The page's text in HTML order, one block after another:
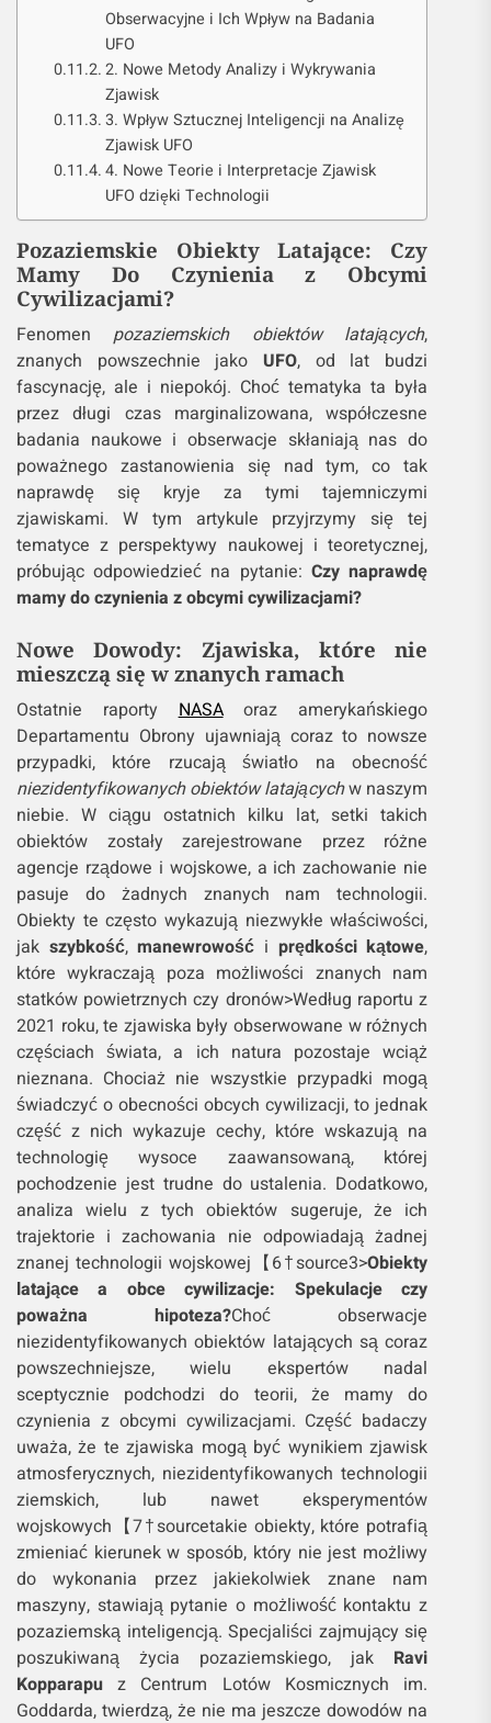
Obserwacyjne i Ich Wpływ na Badania
UFO
2. Nowe Metody Analizy i Wykrywania
Zjawisk
3. Wpływ Sztucznej Inteligencji na Analizę
Zjawisk UFO
4. Nowe Teorie i Interpretacje Zjawisk
UFO dzięki Technologii
Pozaziemskie Obiekty Latające: Czy
Mamy Do Czynienia z Obcymi
Cywilizacjami?
Fenomenpozaziemskich obiektów latających,
znanych powszechnie jako UFO, od lat budzi
fascynację, ale i niepokój. Choć tematyka ta była
przez długi czas marginalizowana, współczesne
badania naukowe i obserwacje skłaniają nas do
poważnego zastanowienia się nad tym, co tak
naprawdę się kryje za tymi tajemniczymi
zjawiskami. W tym artykule przyjrzymy się tej
tematyce z perspektywy naukowej i teoretycznej,
próbując odpowiedzieć na pytanie: Czy naprawdę
mamy do czynienia z obcymi cywilizacjami?
Nowe Dowody: Zjawiska, które nie
mieszczą się w znanych ramach
Ostatnie raportyNASAoraz amerykańskiego
Departamentu Obrony ujawniają coraz to nowsze
przypadki, które rzucają światło na obecność
niezidentyfikowanych obiektów latającychw naszym
niebie. W ciągu ostatnich kilku lat, setki takich
obiektów zostały zarejestrowane przez różne
agencje rządowe i wojskowe, a ich zachowanie nie
pasuje do żadnych znanych nam technologii.
Obiekty te często wykazują niezwykłe właściwości,
jak szybkość,manewrowość i prędkości kątowe,
które wykraczają poza możliwości znanych nam
statków powietrznych czy dronów>Według raportu z
2021 roku, te zjawiska były obserwowane w różnych
częściach świata, a ich natura pozostaje wciąż
nieznana. Chociaż nie wszystkie przypadki mogą
świadczyć o obecności obcych cywilizacji, to jednak
część z nich wykazuje cechy, które wskazują na
technologię wysoce zaawansowaną, której
pochodzenie jest trudne do ustalenia. Dodatkowo,
analiza wielu z tych obiektów sugeruje, że ich
trajektorie i zachowania nie odpowiadają żadnej
znanej technologii wojskowej【6†source​​3>Obiekty
latające a obce cywilizacje: Spekulacje czy
poważna hipoteza?Choć obserwacje
niezidentyfikowanych obiektów latających są coraz
powszechniejsze, wielu ekspertów nadal
sceptycznie podchodzi do teorii, że mamy do
czynienia z obcymi cywilizacjami. Część badaczy
uważa, że te zjawiska mogą być wynikiem zjawisk
atmosferycznych, niezidentyfikowanych technologii
ziemskich, lub nawet eksperymentów
wojskowych【7†source​takie obiekty, które potrafią
zmieniać kierunek w sposób, który nie jest możliwy
do wykonania przez jakiekolwiek znane nam
maszyny, stawiają pytanie o możliwość kontaktu z
pozaziemską inteligencją. Specjaliści zajmujący się
poszukiwaną życia pozaziemskiego, jak Ravi
Kopparapu z Centrum Lotów Kosmicznych im.
Goddarda, twierdzą, że nie ma jeszcze dowodów na